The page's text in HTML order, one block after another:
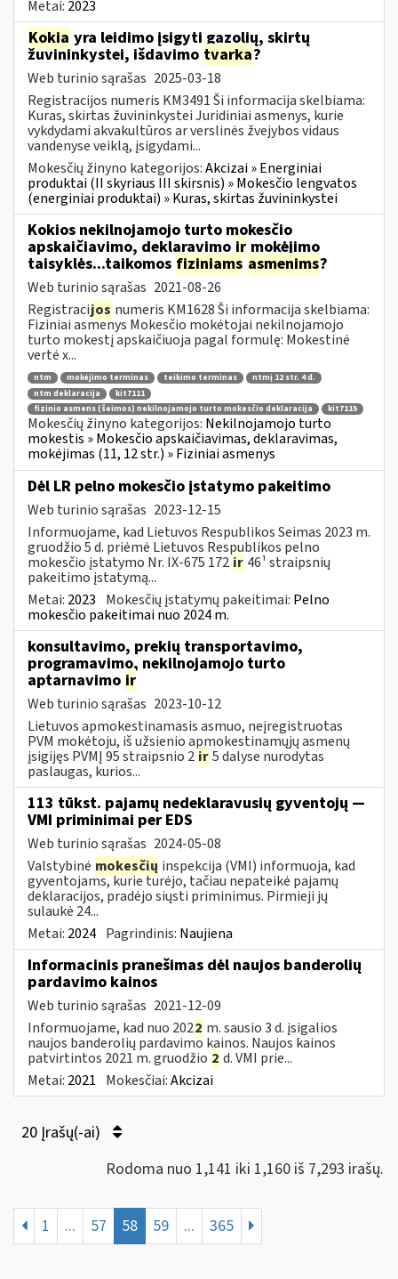
Metai: 2023
Kokia yra leidimo įsigyti gazolių, skirtų
žuvininkystei, išdavimo tvarka?
Web turinio sąrašas 2025-03-18
Registracijos numeris KM3491 Ši informacija skelbiama:
Kuras, skirtas žuvininkystei Juridiniai asmenys, kurie
vykdydami akvakultūros ar verslinės žvejybos vidaus
vandenyse veiklą, įsigydami...
Mokesčių žinyno kategorijos:Akcizai » Energiniai
produktai (II skyriaus III skirsnis) » Mokesčio lengvatos
(energiniai produktai) » Kuras, skirtas žuvininkystei
Kokios nekilnojamojo turto mokesčio
apskaičiavimo, deklaravimo ir mokėjimo
taisyklės...taikomos fiziniams asmenims?
Web turinio sąrašas 2021-08-26
Registracijos numeris KM1628 Ši informacija skelbiama:
Fiziniai asmenys Mokesčio mokėtojai nekilnojamojo
turto mokestį apskaičiuoja pagal formulę: Mokestinė
vertė x...
ntm mokėjimo terminas teikimo terminas
ntmį 12 str. 4 d.
ntm deklaracija
kit7111
fizinio asmens (šeimos) nekilnojamojo turto mokesčio deklaracija
kit7115
Mokesčių žinyno kategorijos: Nekilnojamojo turto
mokestis » Mokesčio apskaičiavimas, deklaravimas,
mokėjimas (11, 12 str.) » Fiziniai asmenys
Dėl LR pelno mokesčio įstatymo pakeitimo
Web turinio sąrašas 2023-12-15
Informuojame, kad Lietuvos Respublikos Seimas 2023 m.
gruodžio 5 d. priėmė Lietuvos Respublikos pelno
mokesčio įstatymo Nr. IX-675 172 ir 46¹ straipsnių
pakeitimo įstatymą...
Metai: 2023 Mokesčių įstatymų pakeitimai: Pelno
mokesčio pakeitimai nuo 2024 m.
konsultavimo, prekių transportavimo,
programavimo, nekilnojamojo turto
aptarnavimo ir
Web turinio sąrašas 2023-10-12
Lietuvos apmokestinamasis asmuo, neįregistruotas
PVM mokėtoju, iš užsienio apmokestinamųjų asmenų
įsigijęs PVMĮ 95 straipsnio 2 ir5 dalyse nurodytas
paslaugas, kurios...
113 tūkst. pajamų nedeklaravusių gyventojų —
VMI priminimai per EDS
Web turinio sąrašas 2024-05-08
Valstybinė mokesčių inspekcija (VMI) informuoja, kad
gyventojams, kurie turėjo, tačiau nepateikė pajamų
deklaracijos, pradėjo siųsti priminimus. Pirmieji jų
sulaukė 24...
Metai: 2024 Pagrindinis: Naujiena
Informacinis pranešimas dėl naujos banderolių
pardavimo kainos
Web turinio sąrašas 2021-12-09
Informuojame, kad nuo 2022 m. sausio 3 d. įsigalios
naujos banderolių pardavimo kainos. Naujos kainos
patvirtintos 2021 m. gruodžio 2 d. VMI prie...
Metai: 2021 Mokesčiai:Akcizai
20 Įrašų(-ai)
Rodoma nuo 1,141 iki 1,160 iš 7,293 irašų.
1 ... 57 58 59 ... 365